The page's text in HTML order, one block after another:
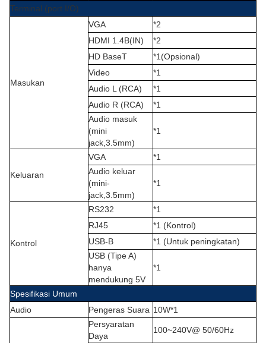
Terminal (port I/O)
Masukan
VGA
*2
HDMI 1.4B(IN)
*2
HD BaseT
*1(Opsional)
Video
*1
Audio L (RCA)
*1
Audio R (RCA)
*1
Audio masuk
(mini
jack,3.5mm)
*1
Keluaran
VGA
*1
Audio keluar
(mini-
jack,3.5mm)
*1
Kontrol
RS232
*1
RJ45
*1 (Kontrol)
USB-B
*1 (Untuk peningkatan)
USB (Tipe A)
hanya
mendukung 5V
*1
Spesifikasi Umum
Audio
Pengeras Suara 10W*1
Persyaratan
Daya
100~240V@ 50/60Hz